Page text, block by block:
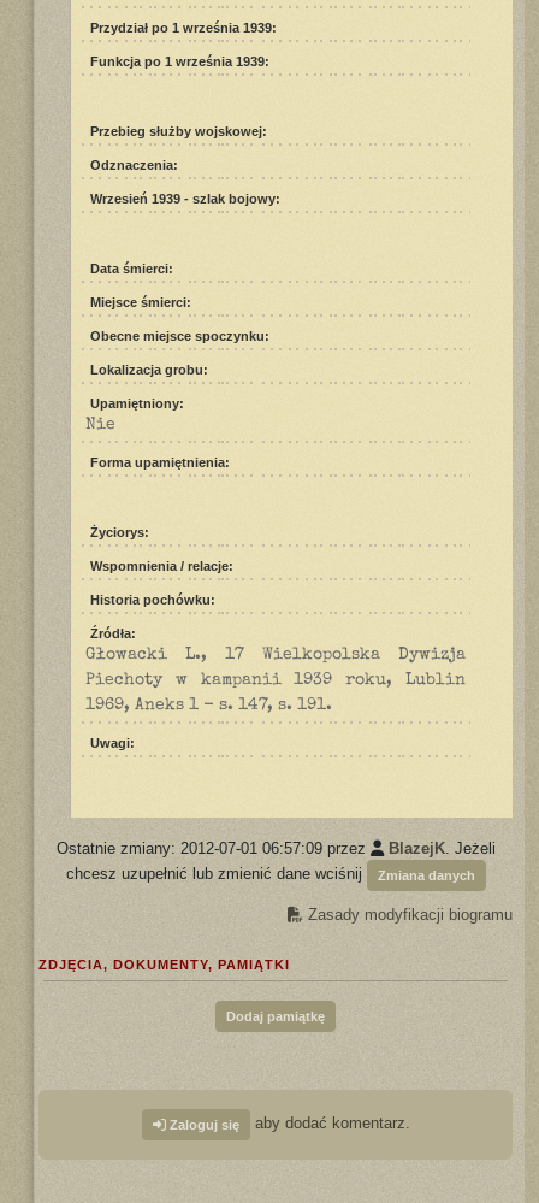
Przydział po 1 września 1939:
Funkcja po 1 września 1939:
Przebieg służby wojskowej:
Odznaczenia:
Wrzesień 1939 - szlak bojowy:
Data śmierci:
Miejsce śmierci:
Obecne miejsce spoczynku:
Lokalizacja grobu:
Upamiętniony:
Nie
Forma upamiętnienia:
Życiorys:
Wspomnienia / relacje:
Historia pochówku:
Źródła:
Głowacki L., 17 Wielkopolska Dywizja
Piechoty w kampanii 1939 roku, Lublin
1969, Aneks 1 - s. 147, s. 191.
Uwagi:
Ostatnie zmiany: 2012-07-01 06:57:09 przez BlazejK. Jeżeli
chcesz uzupełnić lub zmienić dane wciśnij
Zmiana danych
Zasady modyfikacji biogramu
ZDJĘCIA, DOKUMENTY, PAMIĄTKI
Dodaj pamiątkę
Zaloguj się aby dodać komentarz.